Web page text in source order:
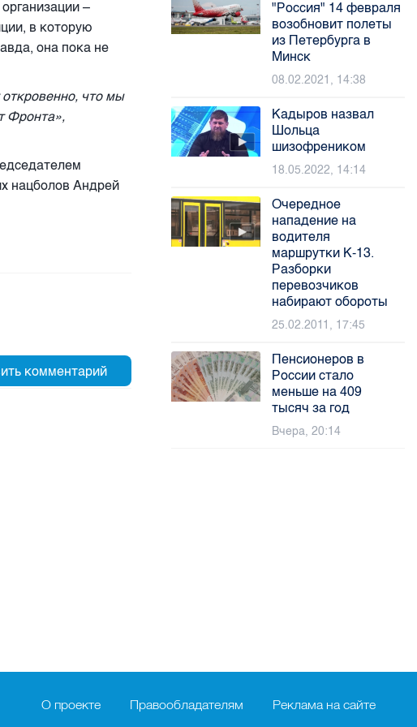
–
в которую
она пока не
что мы
Фронта»,
нацболов Андрей
"Россия" 14 февраля
возобновит полеты
из Петербурга в
Минск
08.02.2021, 14:38
Кадыров назвал
Шольца
шизофреником
18.05.2022, 14:14
Очередное
нападение на
водителя
маршрутки К-13.
Разборки
перевозчиков
набирают обороты
25.02.2011, 17:45
Пенсионеров в
России стало
меньше на 409
тысяч за год
Вчера, 20:14
О проекте Правообладателям Реклама на сайте